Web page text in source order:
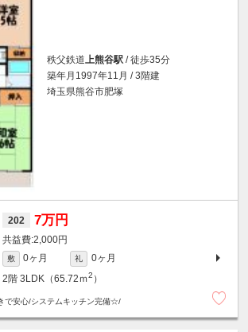
秩父鉄道上熊谷駅 / 徒歩35分
築年月1997年11月 / 3階建
埼玉県熊谷市肥塚
202 7万円
2,000円
敷 0ヶ月 礼
0ヶ月
2階 3LDK（65.72ｍ2 ）
で安心/システムキッチン完備☆/